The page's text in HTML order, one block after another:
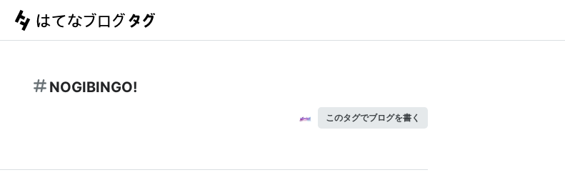
NOGIBINGO!
このタグでブログを書く